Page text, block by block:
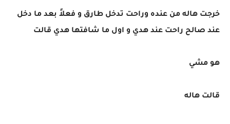
خرجت هاله من عنده وراحت تدخل طارق و فعلاً بعد ما دخل
عند صالح راحت عند هدي و اول ما شافتها هدي قالت
هو مشي
قالت هاله